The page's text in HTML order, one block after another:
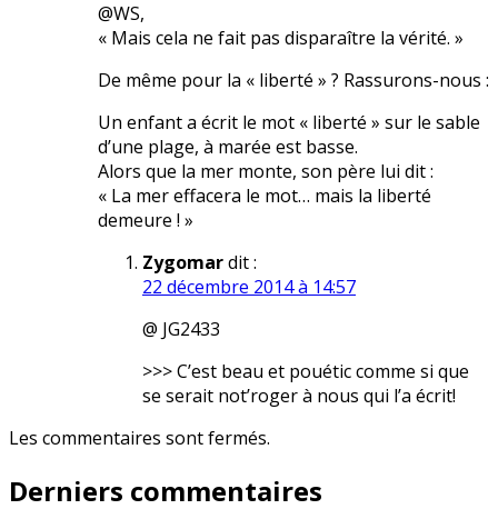
@WS,
« Mais cela ne fait pas disparaître la vérité. »
De même pour la « liberté » ? Rassurons-nous :
Un enfant a écrit le mot « liberté » sur le sable
d’une plage, à marée est basse.
Alors que la mer monte, son père lui dit :
« La mer effacera le mot… mais la liberté
demeure ! »
Zygomardit :
22 décembre 2014 à 14:57
@ JG2433
>>> C’est beau et pouétic comme si que
se serait not’roger à nous qui l’a écrit!
Les commentaires sont fermés.
Derniers commentaires